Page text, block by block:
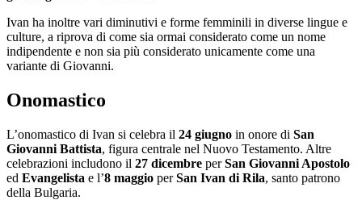
Ivan ha inoltre vari diminutivi e forme femminili in diverse lingue e
culture, a riprova di come sia ormai considerato come un nome
indipendente e non sia più considerato unicamente come una
variante di Giovanni.
Onomastico
L’onomastico di Ivan si celebra il 24 giugno in onore di San
Giovanni Battista, figura centrale nel Nuovo Testamento. Altre
celebrazioni includono il 27 dicembre perSan Giovanni Apostolo
ed Evangelista e l’8 maggio perSan Ivan di Rila, santo patrono
della Bulgaria.